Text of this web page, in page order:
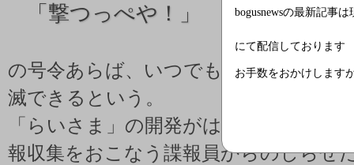
bogusnewsの最新記事は
にて配信しております
お手数をおかけします
「 撃つっぺや！」
の号令あらば、いつでも茨城県内の任
滅できるという。
「らいさま」の開発がはじまったきっ
報収集をおこなう諜報員からのしらせ